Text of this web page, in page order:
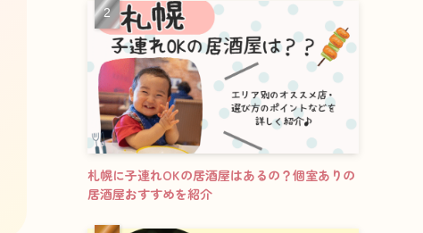
札幌に子連れOKの居酒屋はあるの？個室ありの
居酒屋おすすめを紹介